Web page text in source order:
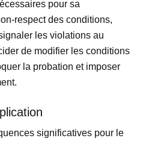
pour sa
respect des conditions,
les violations au
de modifier les conditions
la probation et imposer
significatives pour le